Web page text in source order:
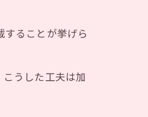
ることが挙げら
うした工夫は加